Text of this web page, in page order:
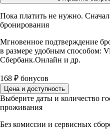
Пока платить не нужно.
бронирования
Мгновенное подтверждение
в размере удобным способом:
Сбербанк.Онлайн и др.
168 ₽ бонусов
Цена и доступность
Выберите даты и количество
проживания
Без комиссии и сервисных